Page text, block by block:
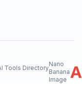
Nano
Banana
Image